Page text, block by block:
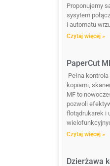
Proponujemy
sysytem
i automatu
Czytaj więcej »
PaperCut
Pełna
kopiami,
MF to
pozwoli
flotądrukarek i
Czytaj więcej »
Dzierżawa